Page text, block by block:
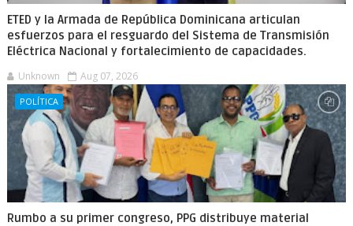
ETED y la Armada de República Dominicana articulan
esfuerzos para el resguardo del Sistema de Transmisión
Eléctrica Nacional y fortalecimiento de capacidades.
Unknown Aug 07, 2026
POLÍTICA
Rumbo a su primer congreso, PPG distribuye material